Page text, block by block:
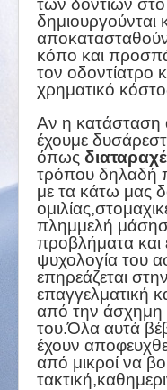
των δοντιών
δημιουργούνται
κόπο και
τον οδοντίατρο
χρηματικό
Αν η κατάσταση
έχουμε
όπως
τρόπου δηλαδή
με τα κάτω μας
πλημμελή
προβλήματα και
ψυχολογία του
επηρεάζεται
επαγγελματική
από την άσχημη
του.Όλα αυτά
έχουν
από μικροί να